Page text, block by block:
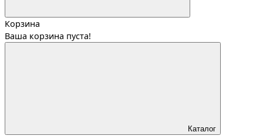
Корзина
Ваша корзина пуста!
Каталог